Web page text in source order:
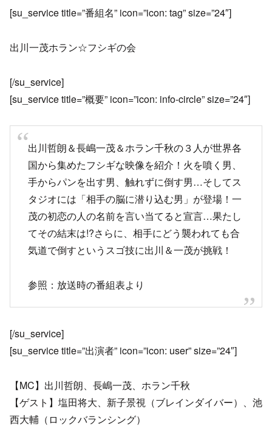
[su_service title=”番組名” icon=”icon: tag” size=”24″]
出川一茂ホラン☆フシギの会
[/su_service]
[su_service title=”概要” icon=”icon: info-circle” size=”24″]
出川哲朗＆長嶋一茂＆ホラン千秋の３人が世界各
国から集めたフシギな映像を紹介！火を噴く男、
手からパンを出す男、触れずに倒す男…そしてス
タジオには「相手の脳に潜り込む男」が登場！一
茂の初恋の人の名前を言い当てると宣言…果たし
てその結末は!?さらに、相手にどう襲われても合
気道で倒すというスゴ技に出川＆一茂が挑戦！
参照：放送時の番組表より
[/su_service]
[su_service title=”出演者” icon=”icon: user” size=”24″]
【MC】出川哲朗、長嶋一茂、ホラン千秋
【ゲスト】塩田将大、新子景視（ブレインダイバー）、池
西大輔（ロックバランシング）